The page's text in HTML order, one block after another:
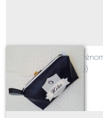
Blason SPORT avec
RUGBY (appliqué)
Sur demande